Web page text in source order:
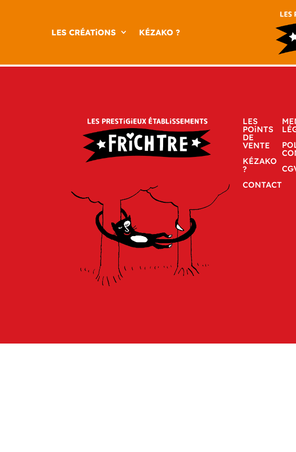
LES CRÉATiONS KÉZAKO ?
LES
POiNTS
DE
VENTE
KÉZAKO
?
CONTACT